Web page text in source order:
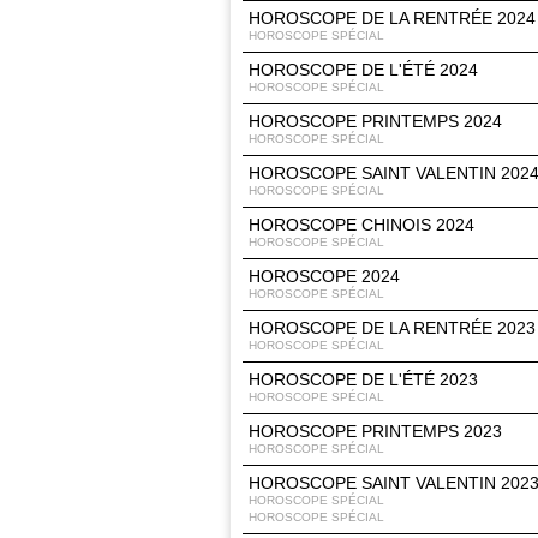
HOROSCOPE DE LA RENTRÉE 2024
HOROSCOPE SPÉCIAL
HOROSCOPE DE L'ÉTÉ 2024
HOROSCOPE SPÉCIAL
HOROSCOPE PRINTEMPS 2024
HOROSCOPE SPÉCIAL
HOROSCOPE SAINT VALENTIN 2024
HOROSCOPE SPÉCIAL
HOROSCOPE CHINOIS 2024
HOROSCOPE SPÉCIAL
HOROSCOPE 2024
HOROSCOPE SPÉCIAL
HOROSCOPE DE LA RENTRÉE 2023
HOROSCOPE SPÉCIAL
HOROSCOPE DE L'ÉTÉ 2023
HOROSCOPE SPÉCIAL
HOROSCOPE PRINTEMPS 2023
HOROSCOPE SPÉCIAL
HOROSCOPE SAINT VALENTIN 2023
HOROSCOPE SPÉCIAL
HOROSCOPE SPÉCIAL